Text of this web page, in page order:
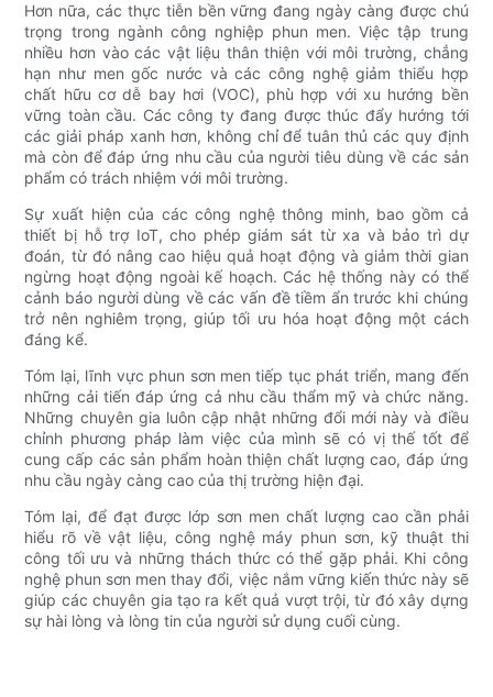
Hơn nữa, các thực tiễn bền vững đang ngày càng được chú
trọng trong ngành công nghiệp phun men. Việc tập trung
nhiều hơn vào các vật liệu thân thiện với môi trường, chẳng
hạn như men gốc nước và các công nghệ giảm thiểu hợp
chất hữu cơ dễ bay hơi (VOC), phù hợp với xu hướng bền
vững toàn cầu. Các công ty đang được thúc đẩy hướng tới
các giải pháp xanh hơn, không chỉ để tuân thủ các quy định
mà còn để đáp ứng nhu cầu của người tiêu dùng về các sản
phẩm có trách nhiệm với môi trường.
Sự xuất hiện của các công nghệ thông minh, bao gồm cả
thiết bị hỗ trợ IoT, cho phép giám sát từ xa và bảo trì dự
đoán, từ đó nâng cao hiệu quả hoạt động và giảm thời gian
ngừng hoạt động ngoài kế hoạch. Các hệ thống này có thể
cảnh báo người dùng về các vấn đề tiềm ẩn trước khi chúng
trở nên nghiêm trọng, giúp tối ưu hóa hoạt động một cách
đáng kể.
Tóm lại, lĩnh vực phun sơn men tiếp tục phát triển, mang đến
những cải tiến đáp ứng cả nhu cầu thẩm mỹ và chức năng.
Những chuyên gia luôn cập nhật những đổi mới này và điều
chỉnh phương pháp làm việc của mình sẽ có vị thế tốt để
cung cấp các sản phẩm hoàn thiện chất lượng cao, đáp ứng
nhu cầu ngày càng cao của thị trường hiện đại.
Tóm lại, để đạt được lớp sơn men chất lượng cao cần phải
hiểu rõ về vật liệu, công nghệ máy phun sơn, kỹ thuật thi
công tối ưu và những thách thức có thể gặp phải. Khi công
nghệ phun sơn men thay đổi, việc nắm vững kiến ​​thức này sẽ
giúp các chuyên gia tạo ra kết quả vượt trội, từ đó xây dựng
sự hài lòng và lòng tin của người sử dụng cuối cùng.